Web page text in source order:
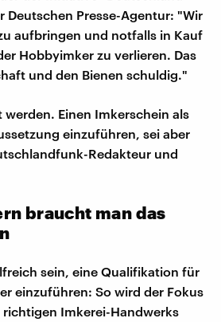
Deutschen Presse-Agentur: "Wir
aufbringen und notfalls in Kauf
Hobbyimker zu verlieren. Das
und den Bienen schuldig."
Einen Imkerschein als
einzuführen, sei aber
Redakteur und
braucht man das
sein, eine Qualifikation für
einzuführen: So wird der Fokus
richtigen Imkerei-Handwerks